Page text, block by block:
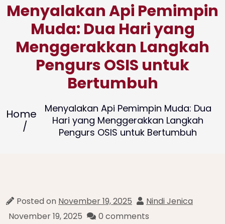
Menyalakan Api Pemimpin
Muda: Dua Hari yang
Menggerakkan Langkah
Pengurs OSIS untuk
Bertumbuh
Home
Menyalakan Api Pemimpin Muda: Dua
Hari yang Menggerakkan Langkah
Pengurs OSIS untuk Bertumbuh
Posted on November 19, 2025
Nindi Jenica
November 19, 2025
0 comments